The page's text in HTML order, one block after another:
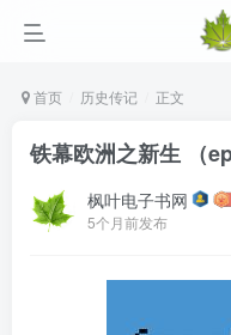
首页 历史传记 正文
铁幕欧洲之新生 （
枫叶电子书网
5个月前发布